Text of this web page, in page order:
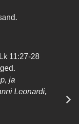
11:27-28
ja
Leonardi,